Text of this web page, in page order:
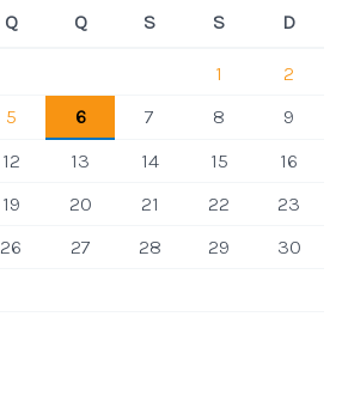
Q Q S S D
1
2
5 6 7 8
9
12 13 14 15
16
19 20 21 22
23
26 27 28 29
30